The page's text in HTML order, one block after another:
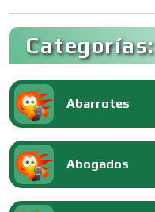
Categorías:
Abarrotes
Abogados